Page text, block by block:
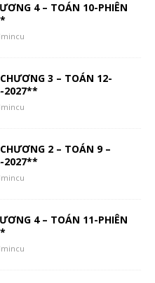
4 – TOÁN 10-PHIÊN
3 – TOÁN 12-
2027**
2 – TOÁN 9 –
2027**
4 – TOÁN 11-PHIÊN